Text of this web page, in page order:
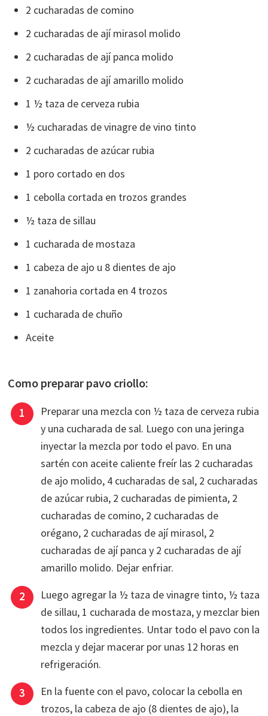
2 cucharadas de comino
2 cucharadas de ají mirasol molido
2 cucharadas de ají panca molido
2 cucharadas de ají amarillo molido
1 ½ taza de cerveza rubia
½ cucharadas de vinagre de vino tinto
2 cucharadas de azúcar rubia
1 poro cortado en dos
1 cebolla cortada en trozos grandes
½ taza de sillau
1 cucharada de mostaza
1 cabeza de ajo u 8 dientes de ajo
1 zanahoria cortada en 4 trozos
1 cucharada de chuño
Aceite
Como preparar pavo criollo:
Preparar una mezcla con ½ taza de cerveza rubia
y una cucharada de sal. Luego con una jeringa
inyectar la mezcla por todo el pavo. En una
sartén con aceite caliente freír las 2 cucharadas
de ajo molido, 4 cucharadas de sal, 2 cucharadas
de azúcar rubia, 2 cucharadas de pimienta, 2
cucharadas de comino, 2 cucharadas de
orégano, 2 cucharadas de ají mirasol, 2
cucharadas de ají panca y 2 cucharadas de ají
amarillo molido. Dejar enfriar.
Luego agregar la ½ taza de vinagre tinto, ½ taza
de sillau, 1 cucharada de mostaza, y mezclar bien
todos los ingredientes. Untar todo el pavo con la
mezcla y dejar macerar por unas 12 horas en
refrigeración.
En la fuente con el pavo, colocar la cebolla en
trozos, la cabeza de ajo (8 dientes de ajo), la